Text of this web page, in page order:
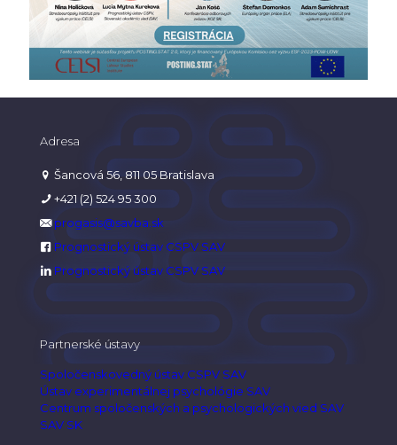
Adresa
Šancová 56, 811 05 Bratislava
+421 (2) 524 95 300
progasis@savba.sk
Prognostický ústav CSPV SAV
Prognostický ústav CSPV SAV
Partnerské ústavy
Spoločenskovedný ústav CSPV SAV
Ústav experimentálnej psychológie SAV
Centrum spoločenských a psychologických vied SAV
SAV SK